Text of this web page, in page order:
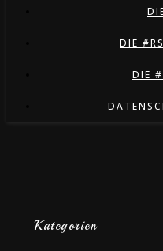
DIE
DIE
Kategorien